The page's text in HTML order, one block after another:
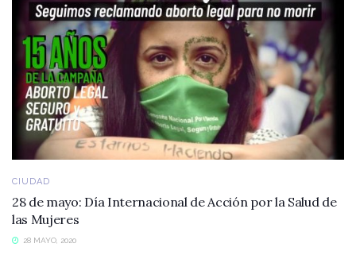
CIUDAD
28 de mayo: Día Internacional de Acción por la Salud de
las Mujeres
28 MAYO, 2020